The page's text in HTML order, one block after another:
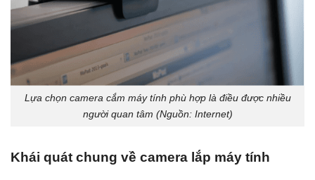
Lựa chọn camera cắm máy tính phù hợp là điều được nhiều
người quan tâm (Nguồn: Internet)
Khái quát chung về camera lắp máy tính